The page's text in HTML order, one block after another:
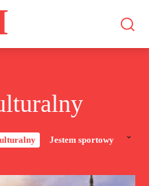
Jestem sportowy